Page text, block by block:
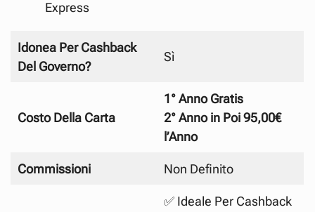
Express
Idonea Per Cashback
Del Governo?
Sì
Costo Della Carta
1° Anno Gratis
2° Anno in Poi 95,00€
l’Anno
Commissioni Non Definito
✅ Ideale Per Cashback